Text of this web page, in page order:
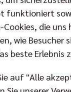
funktioniert
Cookies, die uns
wie Besucher
beste Erlebnis
auf "Alle